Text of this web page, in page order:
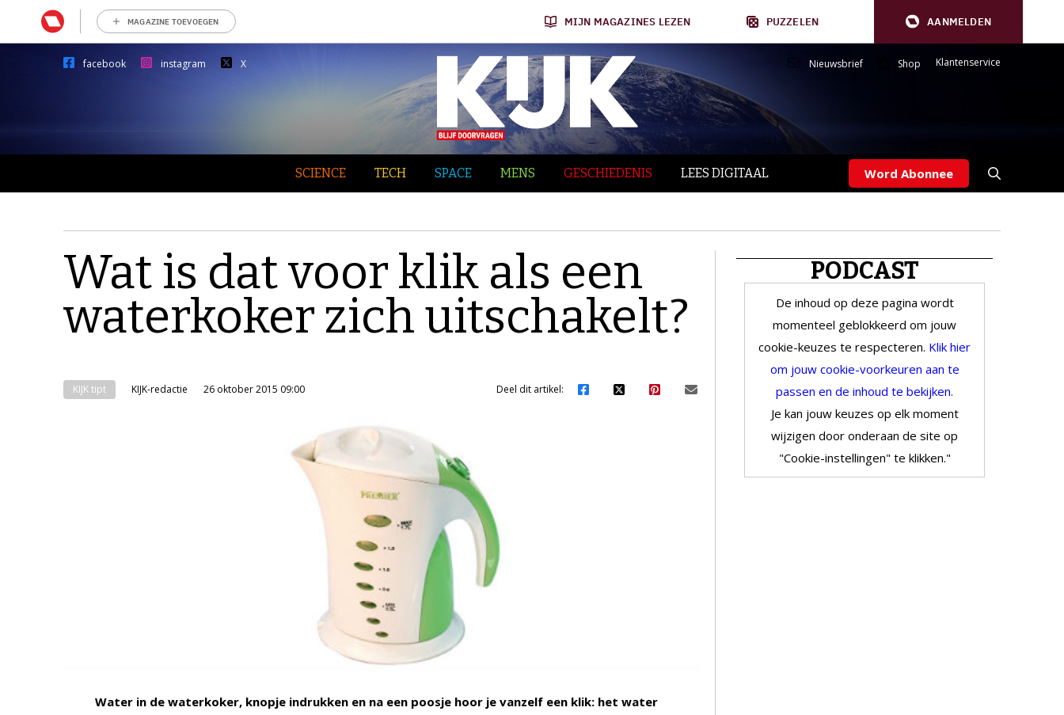
MAGAZINE TOEVOEGEN MIJN MAGAZINES LEZEN PUZZELEN AANMELDEN
facebook instagram X Nieuwsbrief Shop Klantenservice
SCIENCE TECH SPACE MENS GESCHIEDENIS LEES DIGITAAL Word Abonnee
Wat is dat voor klik als een
waterkoker zich uitschakelt?
KIJK tipt KIJK-redactie 26 oktober 2015 09:00 Deel dit artikel:
Water in de waterkoker, knopje indrukken en na een poosje hoor je vanzelf een klik: het water
PODCAST
De inhoud op deze pagina wordt
momenteel geblokkeerd om jouw
cookie-keuzes te respecteren. Klik hier
om jouw cookie-voorkeuren aan te
passen en de inhoud te bekijken.
Je kan jouw keuzes op elk moment
wijzigen door onderaan de site op
"Cookie-instellingen" te klikken."